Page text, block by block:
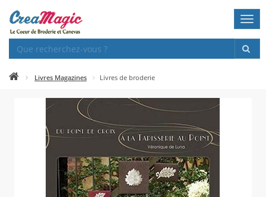
Livres Magazines Livres de broderie